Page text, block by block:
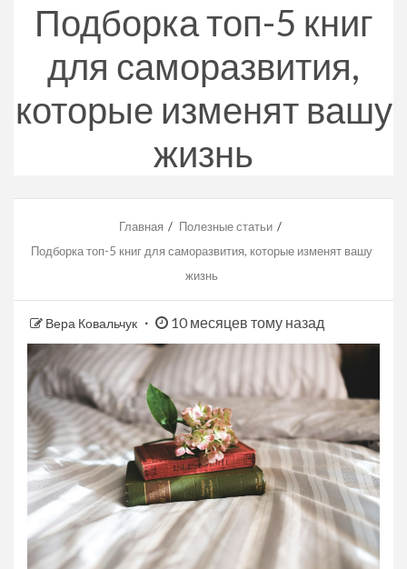
Подборка топ-5 книг
для саморазвития,
которые изменят вашу
жизнь
Главная
Полезные статьи
Подборка топ-5 книг для саморазвития, которые изменят вашу
жизнь
Вера Ковальчук 10 месяцев тому назад